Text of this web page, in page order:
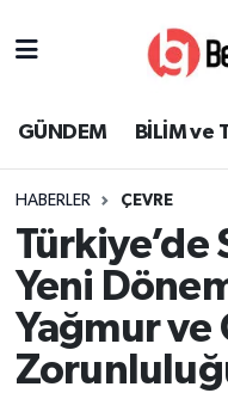
GÜNDEM BİLİM ve
HABERLER ÇEVRE
Türkiye’de
Yeni
Yağmur ve
EKONOMİ
SPOR
SAĞLIK
Süper Lig Puan
Tüm Manşetler
Son Dakika